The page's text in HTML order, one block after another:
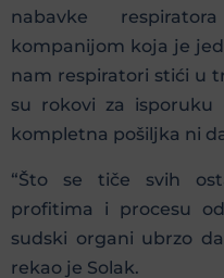
nabavke
kompanijom koja je
nam respiratori stići u
su rokovi za isporuku
kompletna pošiljka ni
“Što se tiče svih
profitima i procesu
sudski organi ubrzo
rekao je Solak.